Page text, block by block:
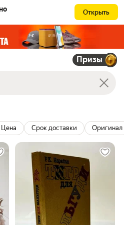
Открыть
Призы
Цена Срок доставки Оригинал